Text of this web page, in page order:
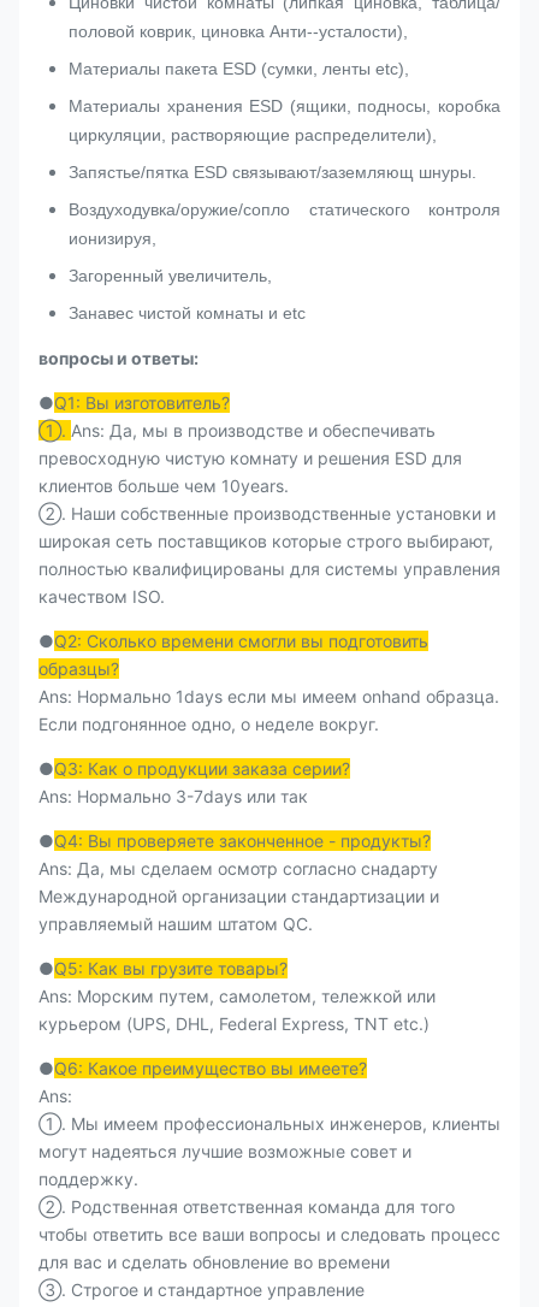
половой коврик, циновка Анти--усталости),
Материалы пакета ESD (сумки, ленты etc),
Материалы хранения ESD (ящики, подносы, коробка
циркуляции, растворяющие распределители),
Запястье/пятка ESD связывают/заземляющ шнуры.
Воздуходувка/оружие/сопло статического контроля
ионизируя,
Загоренный увеличитель,
Занавес чистой комнаты и etc
вопросы и ответы:
●Q1: Вы изготовитель?
①. Ans: Да, мы в производстве и обеспечивать
превосходную чистую комнату и решения ESD для
клиентов больше чем 10years.
②. Наши собственные производственные установки и
широкая сеть поставщиков которые строго выбирают,
полностью квалифицированы для системы управления
качеством ISO.
●Q2: Сколько времени смогли вы подготовить
образцы?
Ans: Нормально 1days если мы имеем onhand образца.
Если подгонянное одно, о неделе вокруг.
●Q3: Как о продукции заказа серии?
Ans: Нормально 3-7days или так
●Q4: Вы проверяете законченное - продукты?
Ans: Да, мы сделаем осмотр согласно снадарту
Международной организации стандартизации и
управляемый нашим штатом QC.
●Q5: Как вы грузите товары?
Ans: Морским путем, самолетом, тележкой или
курьером (UPS, DHL, Federal Express, TNT etc.)
●Q6: Какое преимущество вы имеете?
Ans:
①. Мы имеем профессиональных инженеров, клиенты
могут надеяться лучшие возможные совет и
поддержку.
②. Родственная ответственная команда для того
чтобы ответить все ваши вопросы и следовать процесс
для вас и сделать обновление во времени
③. Строгое и стандартное управление